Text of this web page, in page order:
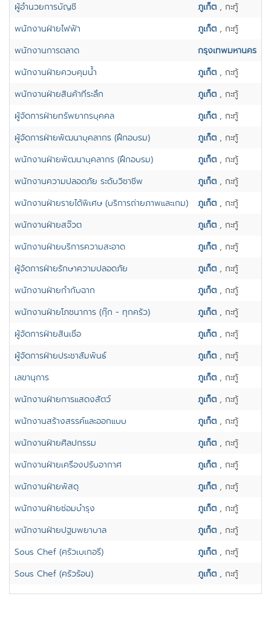
ผู้อำนวยการบัญชี
ภูเก็ต , กะทู้
พนักงานฝ่ายไฟฟ้า
ภูเก็ต , กะทู้
พนักงานการตลาด
กรุงเทพมหานคร
พนักงานฝ่ายควบคุมน้ำ
ภูเก็ต , กะทู้
พนักงานฝ่ายสินค้าที่ระลึก
ภูเก็ต , กะทู้
ผู้จัดการฝ่ายทรัพยากรบุคคล
ภูเก็ต , กะทู้
ผู้จัดการฝ่ายพัฒนาบุคลากร (ฝึกอบรม)
ภูเก็ต , กะทู้
พนักงานฝ่ายพัฒนาบุคลากร (ฝึกอบรม)
ภูเก็ต , กะทู้
พนักงานความปลอดภัย ระดับวิชาชีพ
ภูเก็ต , กะทู้
พนักงานฝ่ายรายได้พิเศษ (บริการถ่ายภาพและเกม)
ภูเก็ต , กะทู้
พนักงานฝ่ายสจ๊วต
ภูเก็ต , กะทู้
พนักงานฝ่ายบริการความสะอาด
ภูเก็ต , กะทู้
ผู้จ้ดการฝ่ายรักษาความปลอดภัย
ภูเก็ต , กะทู้
พนักงานฝ่ายกำกับฉาก
ภูเก็ต , กะทู้
พนักงานฝ่ายโภชนาการ (กุ๊ก - ทุกครัว)
ภูเก็ต , กะทู้
ผู้จัดการฝ่ายสินเชื่อ
ภูเก็ต , กะทู้
ผู้จัดการฝ่ายประชาสัมพันธ์
ภูเก็ต , กะทู้
เลขานุการ
ภูเก็ต , กะทู้
พนักงานฝ่ายการแสดงสัตว์
ภูเก็ต , กะทู้
พนักงานสร้างสรรค์และออกแบบ
ภูเก็ต , กะทู้
พนักงานฝ่ายศิลปกรรม
ภูเก็ต , กะทู้
พนักงานฝ่ายเครื่องปรับอากาศ
ภูเก็ต , กะทู้
พนักงานฝ่ายพัสดุ
ภูเก็ต , กะทู้
พนักงานฝ่ายซ่อมบำรุง
ภูเก็ต , กะทู้
พนักงานฝ่ายปฐมพยาบาล
ภูเก็ต , กะทู้
Sous Chef (ครัวเบเกอรี่)
ภูเก็ต , กะทู้
Sous Chef (ครัวร้อน)
ภูเก็ต , กะทู้